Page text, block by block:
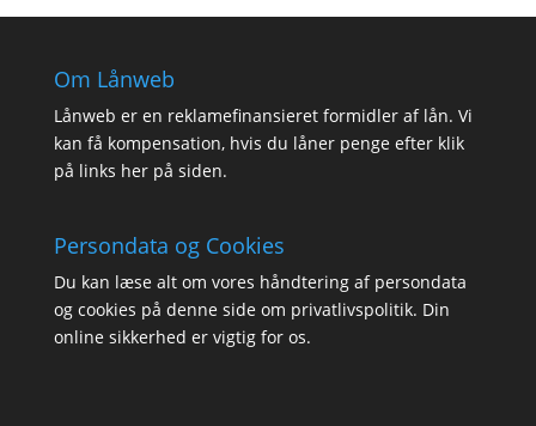
Om Lånweb
Lånweb er en reklamefinansieret formidler af lån. Vi
kan få kompensation, hvis du låner penge efter klik
på links her på siden.
Persondata og Cookies
Du kan læse alt om vores håndtering af persondata
og cookies på denne side om privatlivspolitik. Din
online sikkerhed er vigtig for os.